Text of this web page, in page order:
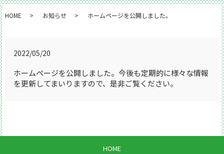
HOME お知らせ ホームページを公開しました。
2022/05/20
ホームページを公開しました。今後も定期的に様々な情報
を更新してまいりますので、是非ご覧ください。
HOME